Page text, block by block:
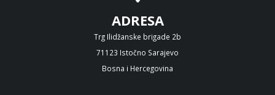
ADRESA
Trg Ilidžanske brigade 2b
71123 Istočno Sarajevo
Bosna i Hercegovina